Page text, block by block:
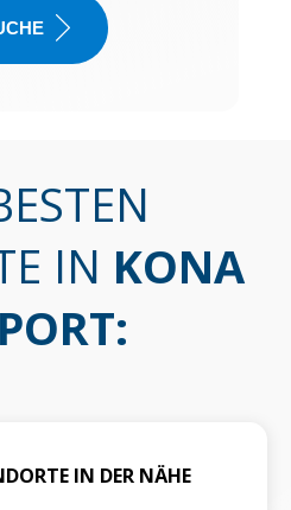
IN KONA
:
IN DER NÄHE